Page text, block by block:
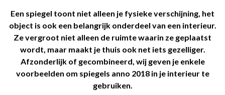
Een spiegel toont niet alleen je fysieke verschijning, het
object is ook een belangrijk onderdeel van een interieur.
Ze vergroot niet alleen de ruimte waarin ze geplaatst
wordt, maar maakt je thuis ook net iets gezelliger.
Afzonderlijk of gecombineerd, wij geven je enkele
voorbeelden om spiegels anno 2018 in je interieur te
gebruiken.